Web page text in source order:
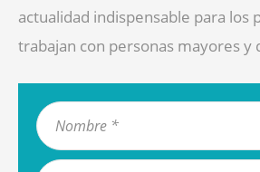
actualidad indispensable para los
trabajan con personas mayores y